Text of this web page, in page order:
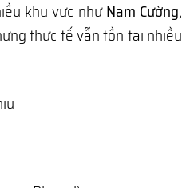
khu vực nhưNam Cường,
thực tế vẫn tồn tại nhiều